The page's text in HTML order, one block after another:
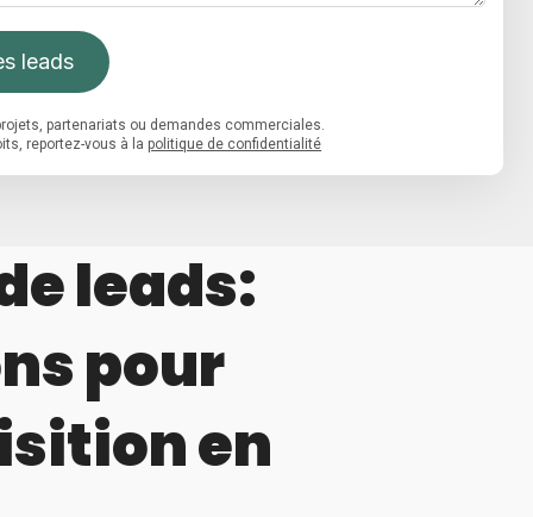
leads
partenariats ou demandes commerciales.
reportez-vous à la politique de confidentialité
leads:
pour
en